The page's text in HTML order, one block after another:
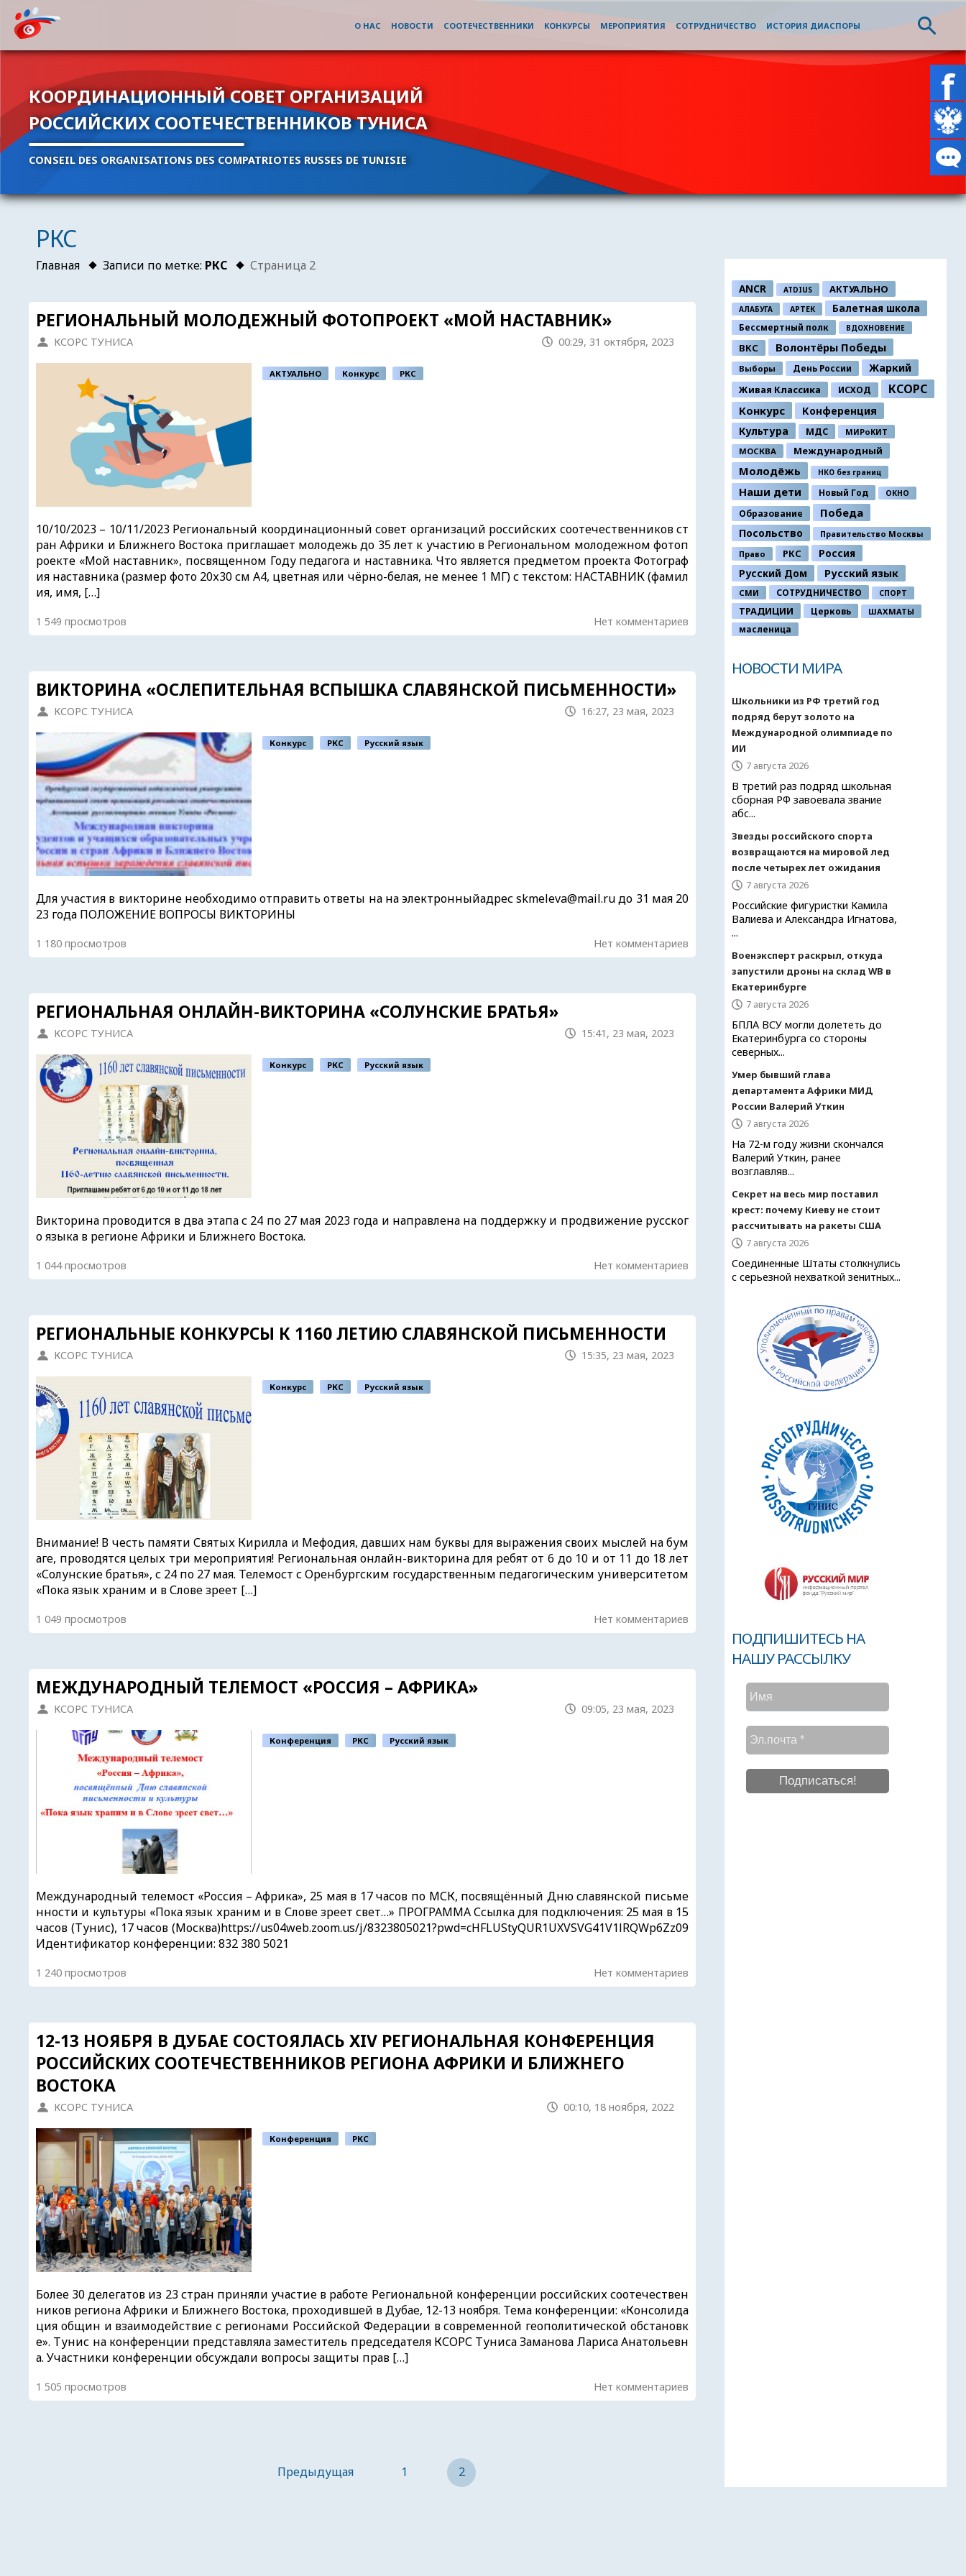
КООРДИНАЦИОННЫЙ СОВЕТ ОРГАНИЗАЦИЙ
РОССИЙСКИХ СООТЕЧЕСТВЕННИКОВ ТУНИСА
CONSEIL DES ORGANISATIONS DES COMPATRIOTES RUSSES DE TUNISIE
О НАС НОВОСТИ СООТЕЧЕСТВЕННИКИ КОНКУРСЫ МЕРОПРИЯТИЯ СОТРУДНИЧЕСТВО ИСТОРИЯ ДИАСПОРЫ
РКС
Главная Записи по метке: РКС Страница 2
РЕГИОНАЛЬНЫЙ МОЛОДЕЖНЫЙ ФОТОПРОЕКТ «МОЙ НАСТАВНИК»
КСОРС ТУНИСА 00:29, 31 октября, 2023
АКТУАЛЬНО Конкурс РКС
10/10/2023 – 10/11/2023 Региональный координационный совет организаций российских соотечественников ст
ран Африки и Ближнего Востока приглашает молодежь до 35 лет к участию в Региональном молодежном фотоп
роекте «Мой наставник», посвященном Году педагога и наставника. Что является предметом проекта Фотограф
ия наставника (размер фото 20х30 см А4, цветная или чёрно-белая, не менее 1 МГ) с текстом: НАСТАВНИК (фамил
ия, имя, […]
1 549 просмотров Нет комментариев
ВИКТОРИНА «ОСЛЕПИТЕЛЬНАЯ ВСПЫШКА СЛАВЯНСКОЙ ПИСЬМЕННОСТИ»
КСОРС ТУНИСА 16:27, 23 мая, 2023
Конкурс РКС Русский язык
Для участия в викторине необходимо отправить ответы на на электронныйадрес skmeleva@mail.ru до 31 мая 20
23 года ПОЛОЖЕНИЕ ВОПРОСЫ ВИКТОРИНЫ
1 180 просмотров Нет комментариев
РЕГИОНАЛЬНАЯ ОНЛАЙН-ВИКТОРИНА «СОЛУНСКИЕ БРАТЬЯ»
КСОРС ТУНИСА 15:41, 23 мая, 2023
Конкурс РКС Русский язык
Викторина проводится в два этапа с 24 по 27 мая 2023 года и направлена на поддержку и продвижение русског
о языка в регионе Африки и Ближнего Востока.
1 044 просмотров Нет комментариев
РЕГИОНАЛЬНЫЕ КОНКУРСЫ К 1160 ЛЕТИЮ СЛАВЯНСКОЙ ПИСЬМЕННОСТИ
КСОРС ТУНИСА 15:35, 23 мая, 2023
Конкурс РКС Русский язык
Внимание! В честь памяти Святых Кирилла и Мефодия, давших нам буквы для выражения своих мыслей на бум
аге, проводятся целых три мероприятия! Региональная онлайн-викторина для ребят от 6 до 10 и от 11 до 18 лет
«Солунские братья», с 24 по 27 мая. Телемост с Оренбургским государственным педагогическим университетом
«Пока язык храним и в Слове зреет […]
1 049 просмотров Нет комментариев
МЕЖДУНАРОДНЫЙ ТЕЛЕМОСТ «РОССИЯ – АФРИКА»
КСОРС ТУНИСА 09:05, 23 мая, 2023
Конференция РКС Русский язык
Международный телемост «Россия – Африка», 25 мая в 17 часов по МСК, посвящённый Дню славянской письме
нности и культуры «Пока язык храним и в Слове зреет свет…» ПРОГРАММА Ссылка для подключения: 25 мая в 15
часов (Tунис), 17 часов (Москва)https://us04web.zoom.us/j/8323805021?pwd=cHFLUStyQUR1UXVSVG41V1lRQWp6Zz09
Идентификатор конференции: 832 380 5021
1 240 просмотров Нет комментариев
12-13 НОЯБРЯ В ДУБАЕ СОСТОЯЛАСЬ XIV РЕГИОНАЛЬНАЯ КОНФЕРЕНЦИЯ
РОССИЙСКИХ СООТЕЧЕСТВЕННИКОВ РЕГИОНА АФРИКИ И БЛИЖНЕГО
ВОСТОКА
КСОРС ТУНИСА 00:10, 18 ноября, 2022
Конференция РКС
Более 30 делегатов из 23 стран приняли участие в работе Региональной конференции российских соотечествен
ников региона Африки и Ближнего Востока, проходившей в Дубае, 12-13 ноября. Тема конференции: «Консолида
ция общин и взаимодействие с регионами Российской Федерации в современной геополитической обстановк
е». Тунис на конференции представляла заместитель председателя КСОРС Туниса Заманова Лариса Анатольевн
а. Участники конференции обсуждали вопросы защиты прав […]
1 505 просмотров Нет комментариев
Предыдущая 1 2
ANCR ATDIUS АКТУАЛЬНО
АЛАБУГА АРТЕК Балетная школа
Бессмертный полк ВДОХНОВЕНИЕ
ВКС Волонтёры Победы
Выборы День России Жаркий
Живая Классика ИСХОД КСОРС
Конкурс
Конференция
Культура
МДС
МИРоКИТ
МОСКВА
Международный
Молодёжь НКО без границ
Наши дети Новый Год ОКНО
Образование Победа
Посольство
Правительство Москвы
Право
РКС
Россия
Русский Дом
Русский язык
СМИ СОТРУДНИЧЕСТВО СПОРТ
ТРАДИЦИИ Церковь
ШАХМАТЫ
масленица
НОВОСТИ МИРА
Школьники из РФ третий год
подряд берут золото на
Международной олимпиаде по
ИИ
7 августа 2026
В третий раз подряд школьная
сборная РФ завоевала звание
абс...
Звезды российского спорта
возвращаются на мировой лед
после четырех лет ожидания
7 августа 2026
Российские фигуристки Камила
Валиева и Александра Игнатова,
...
Военэксперт раскрыл, откуда
запустили дроны на склад WB в
Екатеринбурге
7 августа 2026
БПЛА ВСУ могли долететь до
Екатеринбурга со стороны
северных...
Умер бывший глава
департамента Африки МИД
России Валерий Уткин
7 августа 2026
На 72-м году жизни скончался
Валерий Уткин, ранее
возглавляв...
Секрет на весь мир поставил
крест: почему Киеву не стоит
рассчитывать на ракеты США
7 августа 2026
Соединенные Штаты столкнулись
с серьезной нехваткой зенитных...
ПОДПИШИТЕСЬ НА
НАШУ РАССЫЛКУ